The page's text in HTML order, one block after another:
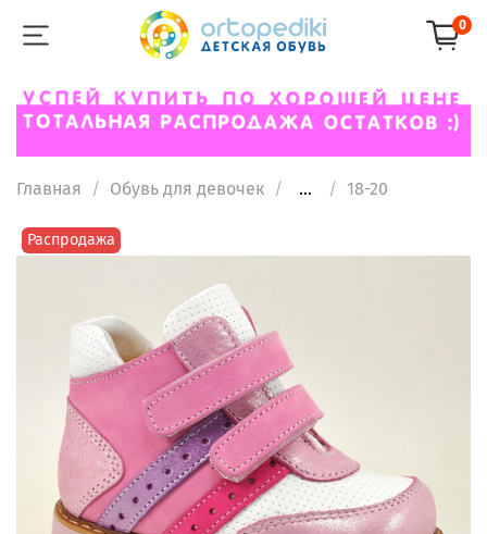
0
Главная Обувь для девочек ... 18-20
Распродажа